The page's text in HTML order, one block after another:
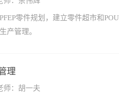
零件规划，建立零件超市和
产管理。
理
师：胡一夫